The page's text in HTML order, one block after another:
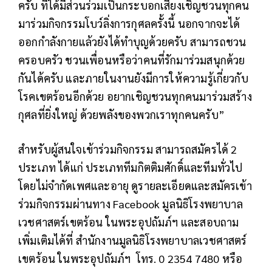
ครับ ที่ได้มีส่วนร่วมเป็นกระบอกเสียงเชิญชวนทุกคน
มาร่วมกิจกรรมโบว์ลิ่งการกุศลครั้งนี้ นอกจากจะได้
ออกกำลังกายแล้วยังได้ทำบุญด้วยครับ สามารถชวน
ครอบครัว ชวนเพื่อนหรือว่าคนที่รักมาร่วมสนุกด้วย
กันได้ครับ และภายในงานยังมีการให้ความรู้เกี่ยวกับ
โรคเขตร้อนอีกด้วย อยากเชิญชวนทุกคนมาร่วมสร้าง
กุศลที่ยิ่งใหญ่ ด้วยพลังของพวกเราทุกคนครับ”
สำหรับผู้สนใจเข้าร่วมกิจกรรม สามารถสมัครได้ 2
ประเภท ได้แก่ ประเภททีมกิตติมศักดิ์และทีมทั่วไป
โดยไม่จำกัดเพศและอายุ ดูรายละเอียดและสมัครเข้า
ร่วมกิจกรรมผ่านทาง Facebook มูลนิธิโรงพยาบาล
เวชศาสตร์เขตร้อน ในพระอุปถัมภ์ฯ และสอบถาม
เพิ่มเติมได้ที่ สำนักงานมูลนิธิโรงพยาบาลเวชศาสตร์
เขตร้อน ในพระอุปถัมภ์ฯ โทร. 0 2354 7480 หรือ